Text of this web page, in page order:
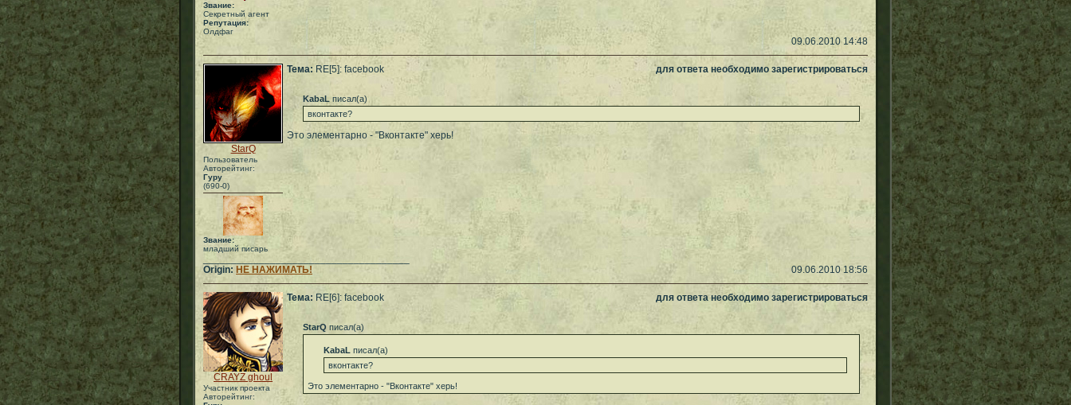
Звание:
Секретный агент
Репутация:
Олдфаг
09.06.2010 14:48
StarQ
Пользователь
Авторейтинг:
Гуру
(690-0)
Звание:
младший писарь
Тема: RE[5]: facebook для ответа необходимо зарегистрироваться
KabaL писал(а)
вконтакте?
Это элементарно - "Вконтакте" херь!
_____________________________________
Origin: НЕ НАЖИМАТЬ! 09.06.2010 18:56
CRAYZ ghoul
Участник проекта
Авторейтинг:
Тема: RE[6]: facebook для ответа необходимо зарегистрироваться
StarQ писал(а)
KabaL писал(а)
вконтакте?
Это элементарно - "Вконтакте" херь!